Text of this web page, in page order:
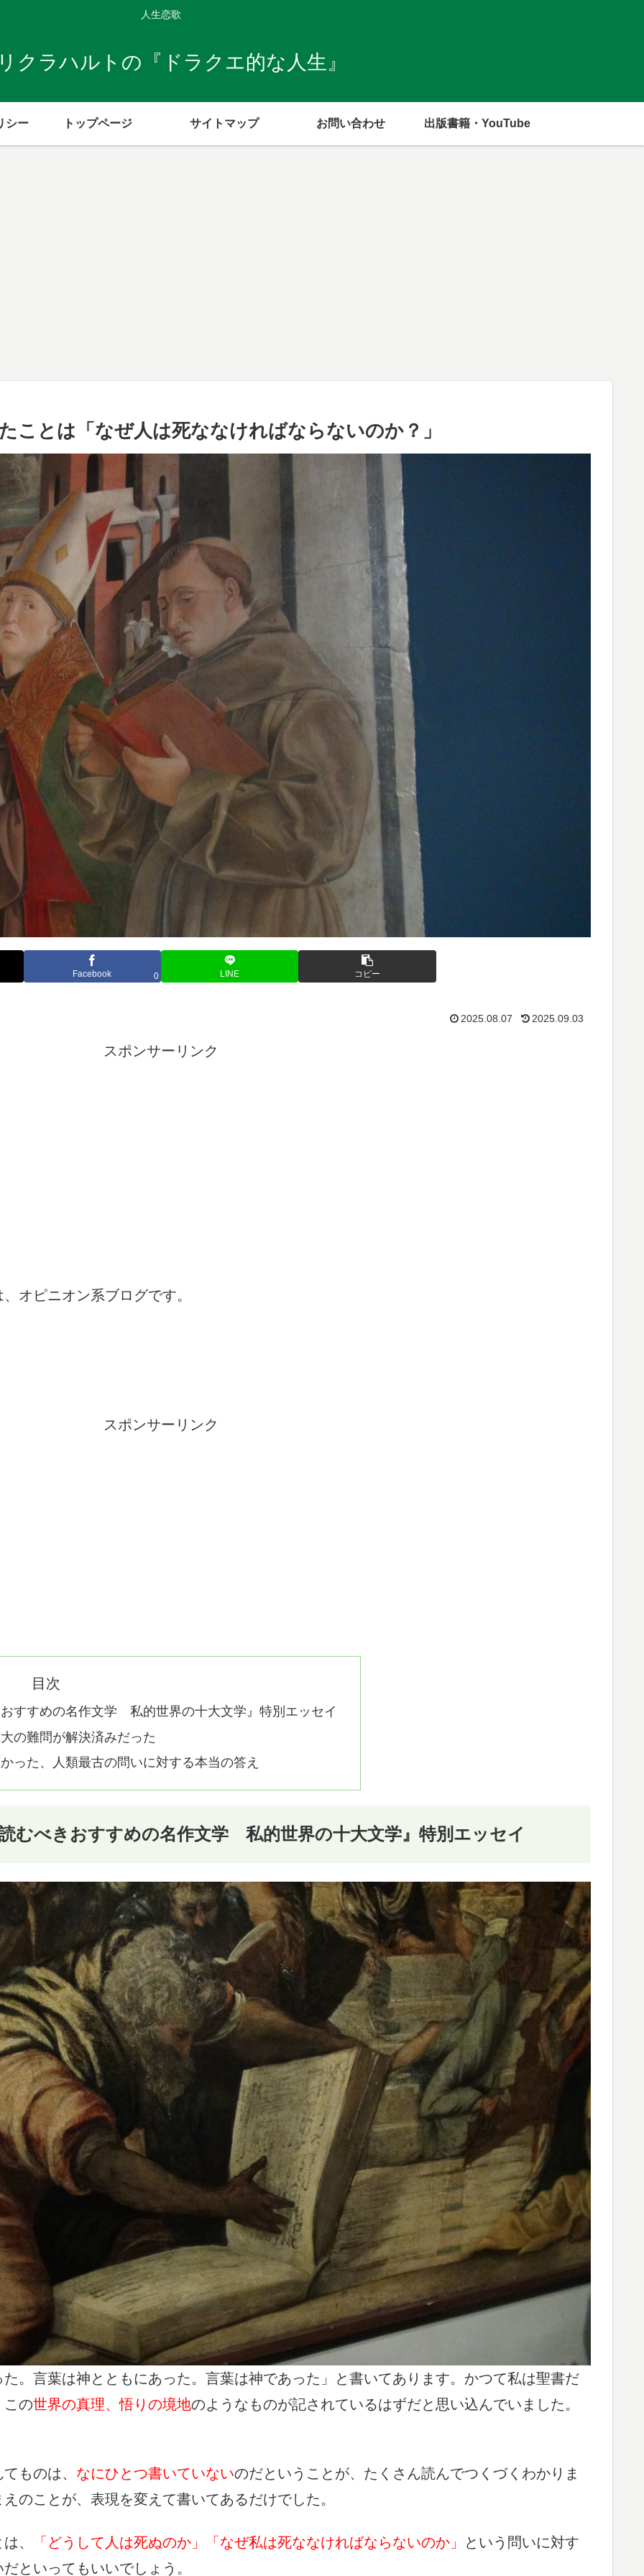
人生恋歌
クラハルトの『ドラクエ的な人生』
シー トップページ サイトマップ お問い合わせ 出版書籍・YouTube
ことは「なぜ人は死ななければならないのか？」
Facebook 0 LINE コピー
2025.08.07 2025.09.03
スポンサーリンク
オピニオン系ブログです。
スポンサーリンク
目次
すすめの名作文学 私的世界の十大文学』特別エッセイ
の難問が解決済みだった
った、人類最古の問いに対する本当の答え
むべきおすすめの名作文学 私的世界の十大文学』特別エッセイ
。言葉は神とともにあった。言葉は神であった」と書いてあります。かつて私は聖書だ
この世界の真理、悟りの境地のようなものが記されているはずだと思い込んでいました。
ものは、 なにひとつ書いていないのだということが、たくさん読んでつくづくわかりま
のことが、表現を変えて書いてあるだけでした。
、 「どうして人は死ぬのか」「なぜ私は死ななければならないのか」
という問いに対す
といってもいいでしょう。